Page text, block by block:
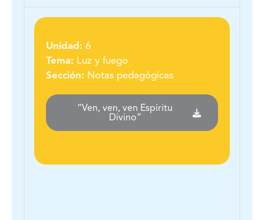
Unidad: 6
Tema: Luz y fuego
Sección: Notas pedagógicas
“Ven, ven, ven Espíritu
Divino”